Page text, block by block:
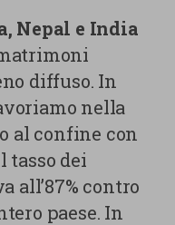
Nepal e India
diffuso. In
nella
al confine con
tasso dei
all’87% contro
paese. In